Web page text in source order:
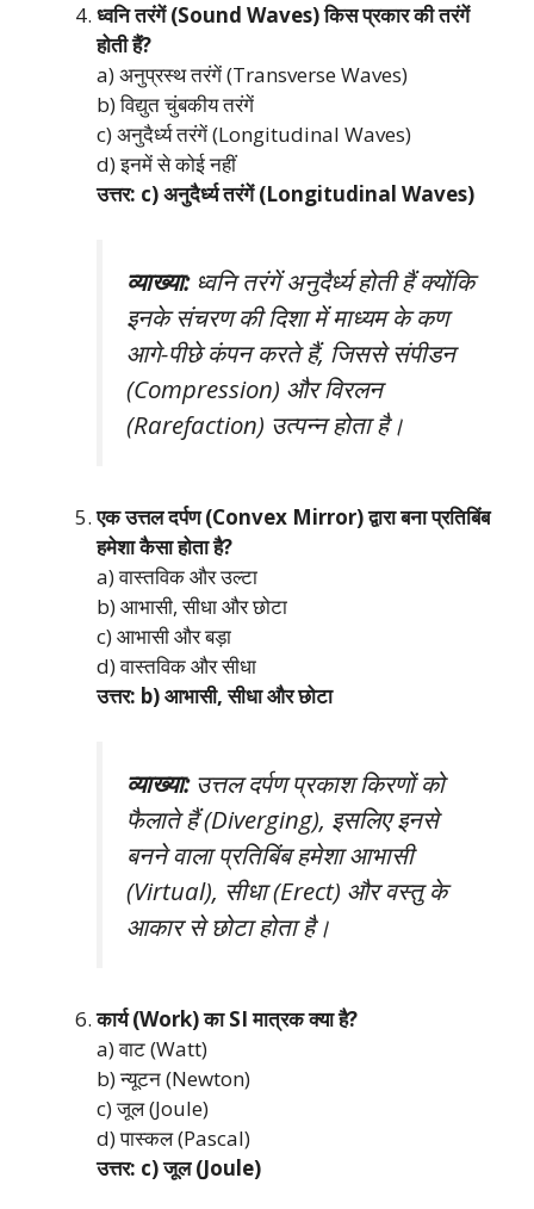
ध्वनि तरंगें (Sound Waves) किस प्रकार की तरंगें
होती हैं?
a) अनुप्रस्थ तरंगें (Transverse Waves)
b) विद्युत चुंबकीय तरंगें
c) अनुदैर्ध्य तरंगें (Longitudinal Waves)
d) इनमें से कोई नहीं
उत्तर: c) अनुदैर्ध्य तरंगें (Longitudinal Waves)
व्याख्या:ध्वनि तरंगें अनुदैर्ध्य होती हैं क्योंकि
इनके संचरण की दिशा में माध्यम के कण
आगे-पीछे कंपन करते हैं, जिससे संपीडन
(Compression) और विरलन
(Rarefaction) उत्पन्न होता है।
एक उत्तल दर्पण (Convex Mirror) द्वारा बना प्रतिबिंब
हमेशा कैसा होता है?
a) वास्तविक और उल्टा
b) आभासी, सीधा और छोटा
c) आभासी और बड़ा
d) वास्तविक और सीधा
उत्तर: b) आभासी, सीधा और छोटा
व्याख्या:उत्तल दर्पण प्रकाश किरणों को
फैलाते हैं (Diverging), इसलिए इनसे
बनने वाला प्रतिबिंब हमेशा आभासी
(Virtual), सीधा (Erect) और वस्तु के
आकार से छोटा होता है।
कार्य (Work) का SI मात्रक क्या है?
a) वाट (Watt)
b) न्यूटन (Newton)
c) जूल (Joule)
d) पास्कल (Pascal)
उत्तर: c) जूल (Joule)